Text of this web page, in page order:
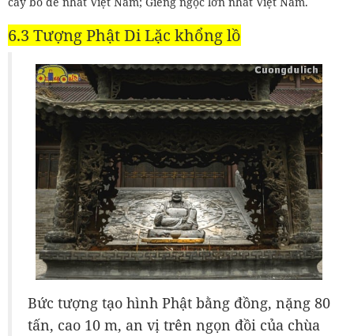
6.3 Tượng Phật Di Lặc khổng lồ
Bức tượng tạo hình Phật bằng đồng, nặng 80
tấn, cao 10 m, an vị trên ngọn đồi của chùa